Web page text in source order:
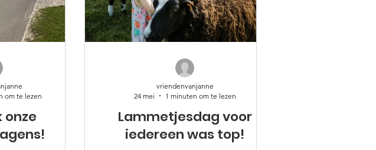
onze
om te lezen
Lammetjesdag voor
iedereen was top!
vriendenvanjanne
24 mei
1 minuten om te lezen